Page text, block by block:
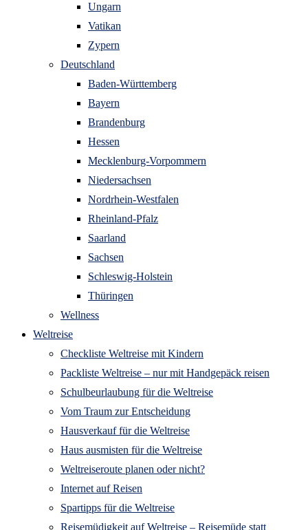
Ungarn
Vatikan
Zypern
Deutschland
Baden-Württemberg
Bayern
Brandenburg
Hessen
Mecklenburg-Vorpommern
Niedersachsen
Nordrhein-Westfalen
Rheinland-Pfalz
Saarland
Sachsen
Schleswig-Holstein
Thüringen
Wellness
Weltreise
Checkliste Weltreise mit Kindern
Packliste Weltreise – nur mit Handgepäck reisen
Schulbeurlaubung für die Weltreise
Vom Traum zur Entscheidung
Hausverkauf für die Weltreise
Haus ausmisten für die Weltreise
Weltreiseroute planen oder nicht?
Internet auf Reisen
Spartipps für die Weltreise
Reisemüdigkeit auf Weltreise – Reisemüde statt